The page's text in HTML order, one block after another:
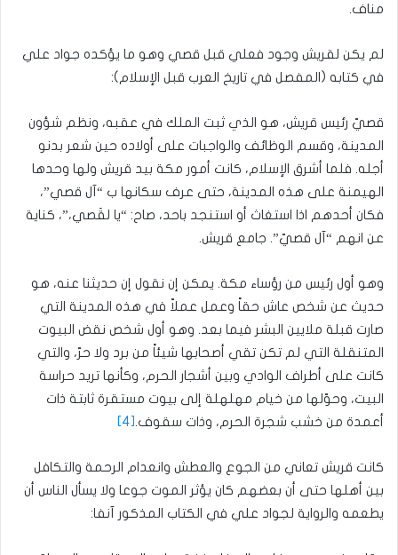
مناف.
لم يكن لقريش وجود فعلي قبل قصي وهو ما يؤكده جواد علي
في كتابه (المفصل في تاريخ العرب قبل الإسلام):
قصيّ رئيس قريش، هو الذي ثبت الملك في عقبه، ونظم شؤون
المدينة، وقسم الوظائف والواجبات على أولاده حين شعر بدنو
أجله. فلما أشرق الإسلام، كانت أمور مكة بيد قريش ولها وحدها
الهيمنة على هذه المدينة، حتى عرف سكانها ب “آل قصي”،
فكان أحدهم اذا استغاث أو استنجد باحد، صاح: “يا لقَصي،”، كناية
عن انهم “آل قصيّ”. جامع قريش.
وهو أول رئيس من رؤساء مكة. يمكن إن نقول إن حديثنا عنه، هو
حديث عن شخص عاش حقاً وعمل عملاّ في هذه المدينة التي
صارت قبلة ملايين البشر فيما بعد. وهو أول شخص نقض البيوت
المتنقلة التي لم تكن تقي أصحابها شيئاً من برد ولا حرّ، والتي
كانت على أطراف الوادي وبين أشجار الحرم، وكأنها تريد حراسة
البيت، وحوّلها من خيام مهلهلة إلى بيوت مستقرة ثابتة ذات
أعمدة من خشب شجرة الحرم، وذات سقوف.[4]
كانت قريش تعاني من الجوع والعطش وانعدام الرحمة والتكافل
بين أهلها حتى أن بعضهم كان يؤثر الموت جوعا ولا يسأل الناس أن
يطعمه والرواية لجواد علي في الكتاب المذكور آنفا: